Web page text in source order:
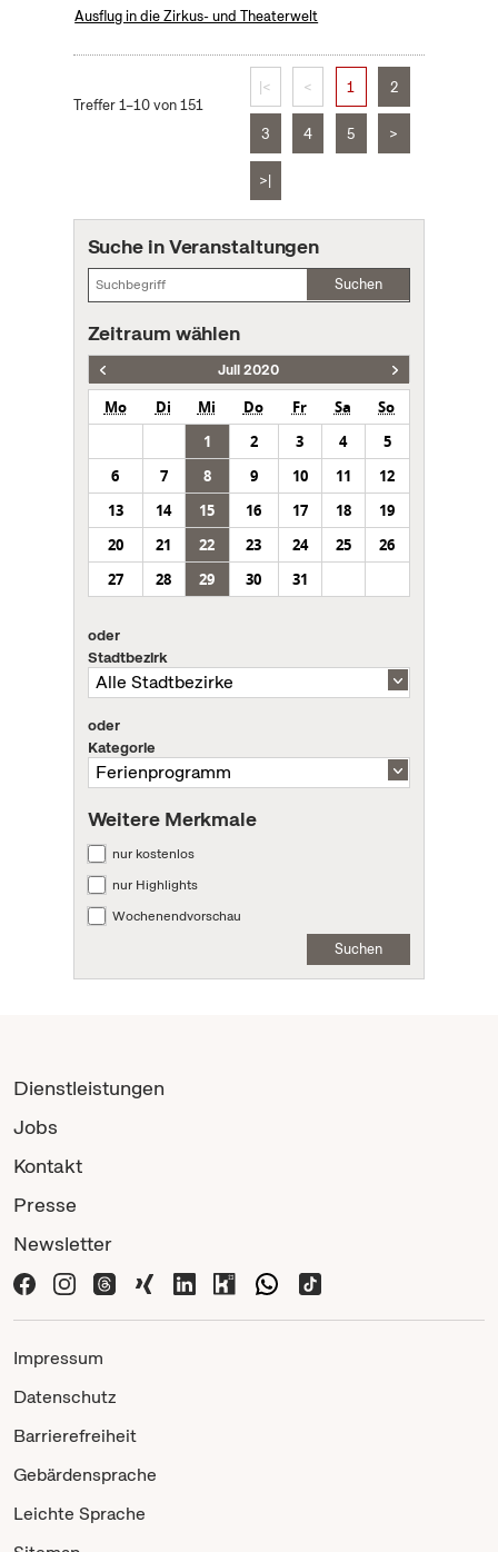
Ausflug in die Zirkus- und Theaterwelt
Treffer 1–10 von 151
|< < 1 2
3 4 5 >
>|
Suche in Veranstaltungen
Suchen
Zeitraum wählen
Juli 2020
Mo Di Mi Do Fr Sa
So
1
2 3 4
5
6
7 8 9 10 11
12
13
14 15 16 17 18
19
20
21 22 23 24 25
26
27
28 29 30 31
oder
Stadtbezirk
oder
Kategorie
Weitere Merkmale
nur kostenlos
nur Highlights
Wochenendvorschau
Suchen
Dienstleistungen
Jobs
Kontakt
Presse
Newsletter
Impressum
Datenschutz
Barrierefreiheit
Gebärdensprache
Leichte Sprache